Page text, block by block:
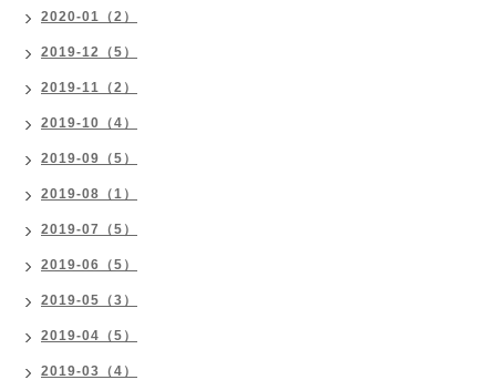
2020-01（2）
2019-12（5）
2019-11（2）
2019-10（4）
2019-09（5）
2019-08（1）
2019-07（5）
2019-06（5）
2019-05（3）
2019-04（5）
2019-03（4）